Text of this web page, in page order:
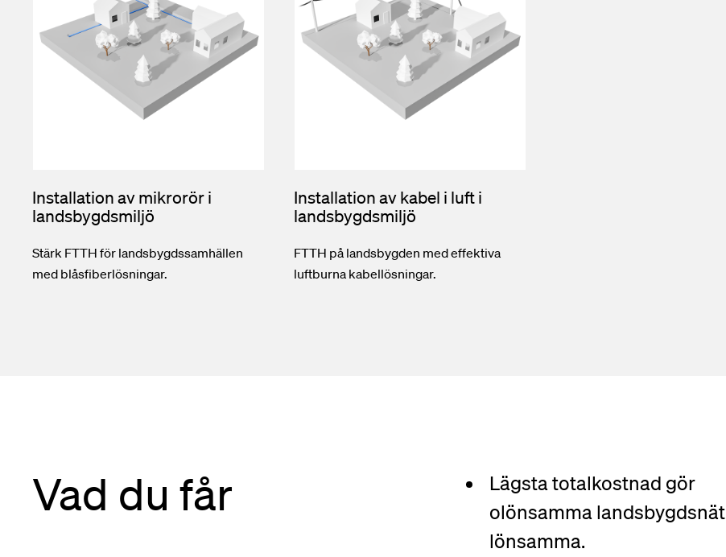
Installation av mikrorör i
landsbygdsmiljö
Stärk FTTH för landsbygdssamhällen
med blåsfiberlösningar.
Installation av kabel i luft i
landsbygdsmiljö
FTTH på landsbygden med effektiva
luftburna kabellösningar.
Vad du får
Lägsta totalkostnad gör
olönsamma landsbygdsnät
lönsamma.